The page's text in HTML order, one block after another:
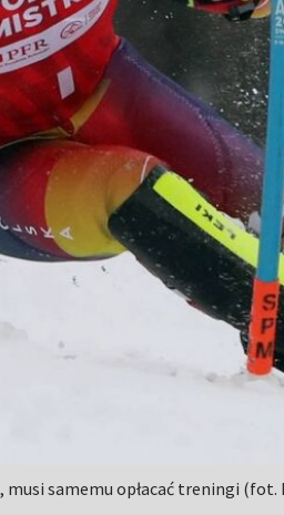
samemu opłacać treningi (fot.